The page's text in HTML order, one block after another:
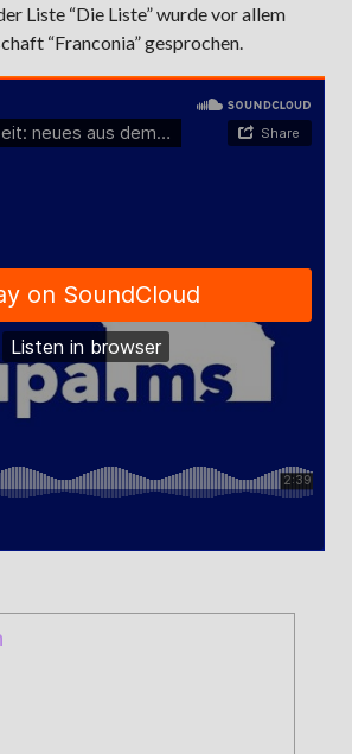
Liste “Die Liste” wurde vor allem
“Franconia” gesprochen.